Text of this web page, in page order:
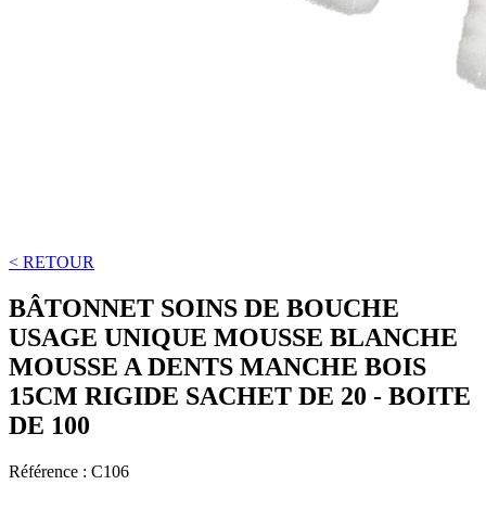
< RETOUR
BÂTONNET SOINS DE BOUCHE
USAGE UNIQUE MOUSSE BLANCHE
MOUSSE A DENTS MANCHE BOIS
15CM RIGIDE SACHET DE 20 - BOITE
DE 100
Référence : C106